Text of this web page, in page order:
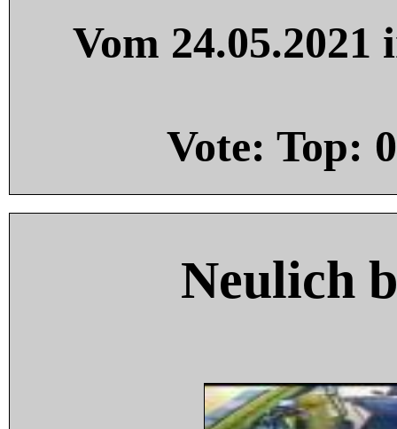
Vom
Vote: Top: 0
Neulich